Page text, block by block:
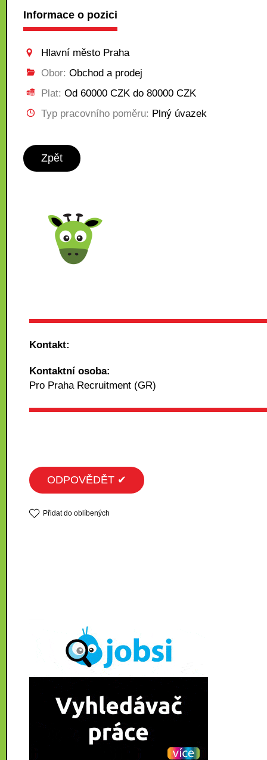
Informace o pozici
Hlavní město Praha
Obor: Obchod a prodej
Plat: Od 60000 CZK do 80000 CZK
Typ pracovního poměru: Plný úvazek
Zpět
Kontakt:
Kontaktní osoba:
Pro Praha Recruitment (GR)
ODPOVĚDĚT ✔
Přidat do oblíbených